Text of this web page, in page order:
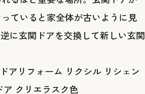
ていると家全体が古いように見
に玄関ドアを交換して新しい玄関